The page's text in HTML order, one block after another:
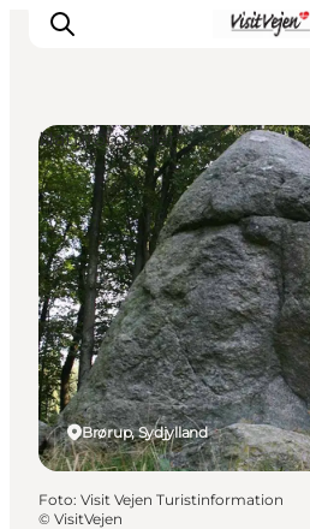
Spise
Sove
Natur
Se og oplev
Byer
Events
Udforsk
Brørup, Sydjylland
Naturområder
Foto: Visit Vejen Turistinformation
© VisitVejen